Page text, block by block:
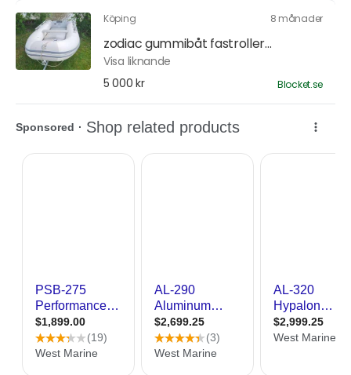
Köping 8 månader
zodiac gummibåt fastroller...
Visa liknande
5 000 kr
Blocket.se